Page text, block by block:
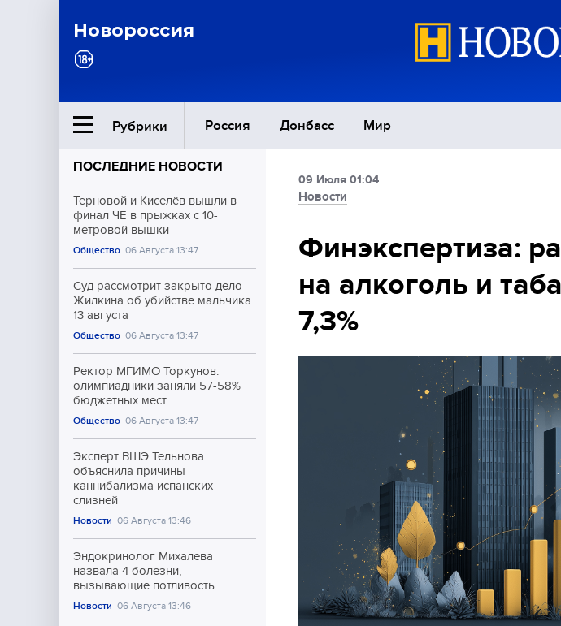
Новороссия
Рубрики Россия Донбасс Мир
Ближний Восток
Общество
Экономика
Культура
Спорт
ПОСЛЕДНИЕ НОВОСТИ
Терновой и Киселёв вышли в
финал ЧЕ в прыжках с 10-
метровой вышки
Общество 06 Августа 13:47
Суд рассмотрит закрыто дело
Жилкина об убийстве мальчика
13 августа
Общество 06 Августа 13:47
Ректор МГИМО Торкунов:
олимпиадники заняли 57-58%
бюджетных мест
Общество 06 Августа 13:47
Эксперт ВШЭ Тельнова
объяснила причины
каннибализма испанских
слизней
Новости 06 Августа 13:46
Эндокринолог Михалева
назвала 4 болезни,
вызывающие потливость
Новости 06 Августа 13:46
09 Июля 01:04
Новости
Финэкспертиза:
на алкоголь и
7,3%